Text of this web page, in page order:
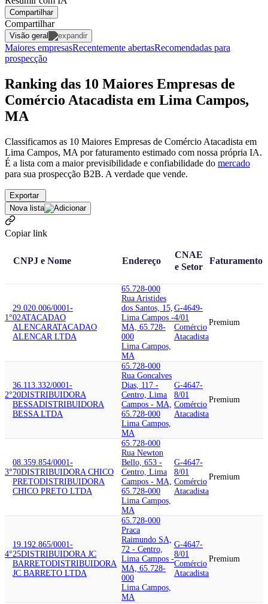
Compartilhar
Compartilhar
Visão geral
Maiores empresasRecentemente abertasRecomendadas para
prospecção
Ranking das 10 Maiores Empresas de
Comércio Atacadista em Lima Campos,
MA
Classificamos as 10 Maiores Empresas de Comércio Atacadista em
Lima Campos, MA por faturamento estimado com nossa própria IA.
É a lista com a maior previsibilidade e confiabilidade do mercado
para sua prospecção B2B. A verdade que vende.
Exportar
Nova lista
Copiar link
CNPJ e Nome Endereço
CNAE
e Setor
Faturamento
1°
29.020.006/0001-
02ATACADAO
ALENCARATACADAO
ALENCAR LTDA
65.728-000
Rua Aristides
dos Santos, 15,
Lima Campos -
MA, 65.728-
000
Lima Campos,
MA
G-4649-
4/01
Comércio
Atacadista
Premium
2°
36.113.332/0001-
20DISTRIBUIDORA
BESSADISTRIBUIDORA
BESSA LTDA
65.728-000
Rua Goncalves
Dias, 117 -
Centro, Lima
Campos - MA,
65.728-000
Lima Campos,
MA
G-4647-
8/01
Comércio
Atacadista
Premium
3°
08.359.854/0001-
70DISTRIBUIDORA CHICO
PRETODISTRIBUIDORA
CHICO PRETO LTDA
65.728-000
Rua Newton
Bello, 653 -
Centro, Lima
Campos - MA,
65.728-000
Lima Campos,
MA
G-4647-
8/01
Comércio
Atacadista
Premium
4°
19.192.865/0001-
25DISTRIBUIDORA JC
BARRETODISTRIBUIDORA
JC BARRETO LTDA
65.728-000
Praca
Raimundo SA,
72 - Centro,
Lima Campos -
MA, 65.728-
000
Lima Campos,
MA
G-4647-
8/01
Comércio
Atacadista
Premium